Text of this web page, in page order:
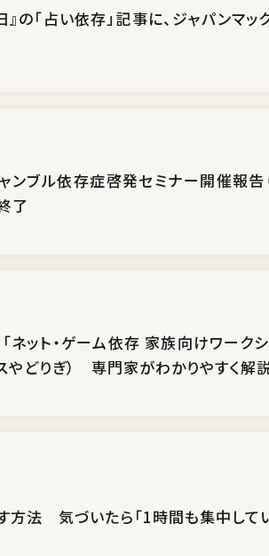
』の「占い依存」記事に、ジャパンマ
ャンブル依存症啓発セミナー開催報
了
「ネット・ゲーム依存 家族向けワーク
やどりぎ） 専門家がわかりやすく解
方法 気づいたら「1時間も集中して